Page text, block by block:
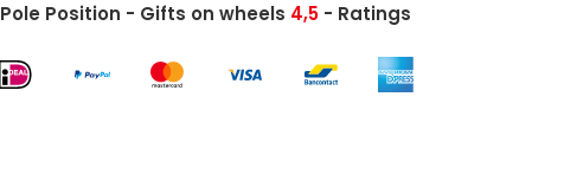
Pole Position - Gifts on wheels 4,5 - Ratings